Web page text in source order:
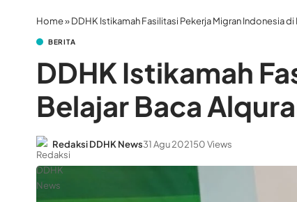
Home»DDHK Istikamah Fasilitasi Pekerja Migran Indonesia
BERITA
DDHK Istikamah
Belajar Baca
Redaksi DDHK News31 Agu 202150 Views